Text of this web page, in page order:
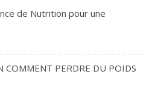
de Nutrition pour une
COMMENT PERDRE DU POIDS